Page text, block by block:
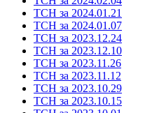
ТСН за 2024.01.21
ТСН за 2024.01.07
ТСН за 2023.12.24
ТСН за 2023.12.10
ТСН за 2023.11.26
ТСН за 2023.11.12
ТСН за 2023.10.29
ТСН за 2023.10.15